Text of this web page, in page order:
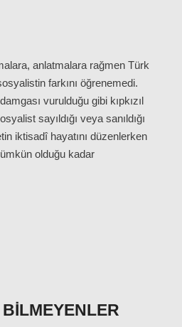
anlatmalara rağmen Türk
farkını öğrenemedi.
vurulduğu gibi kıpkızıl
sayıldığı veya sanıldığı
iktisadî hayatını düzenlerken
olduğu kadar
BILMEYENLER